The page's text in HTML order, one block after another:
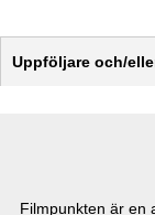
Uppföljare och/
Filmpunkten är en